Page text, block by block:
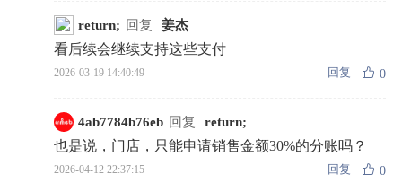
return; 回复 姜杰
看后续会继续支持这些支付
2026-03-19 14:40:49 回复 0
4ab7784b76eb 回复 return;
也是说，门店，只能申请销售金额30%的分账吗？
2026-04-12 22:37:15 回复 0